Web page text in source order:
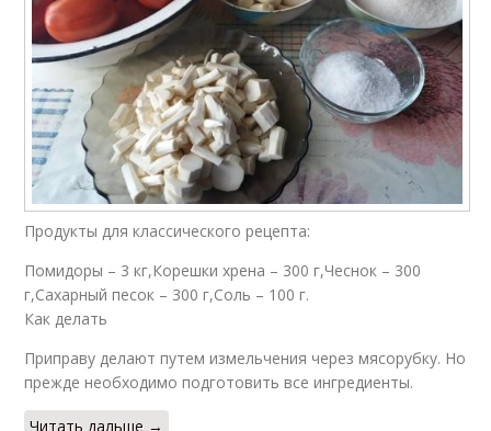
Продукты для классического рецепта:
Помидоры – 3 кг,Корешки хрена – 300 г,Чеснок – 300
г,Сахарный песок – 300 г,Соль – 100 г.
Как делать
Приправу делают путем измельчения через мясорубку. Но
прежде необходимо подготовить все ингредиенты.
Читать дальше →